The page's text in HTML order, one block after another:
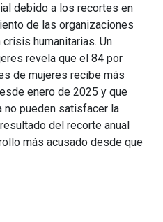
debido a los recortes en
de las organizaciones
humanitarias. Un
revela que el 84 por
de mujeres recibe más
enero de 2025 y que
no pueden satisfacer la
del recorte anual
más acusado desde que